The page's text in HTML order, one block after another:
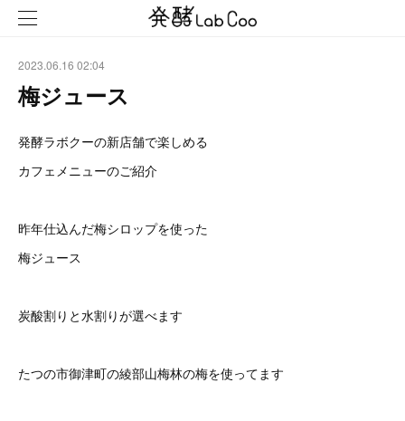
2023.06.16 02:04
梅ジュース
発酵ラボクーの新店舗で楽しめる
カフェメニューのご紹介
昨年仕込んだ梅シロップを使った
梅ジュース
炭酸割りと水割りが選べます
たつの市御津町の綾部山梅林の梅を使ってます